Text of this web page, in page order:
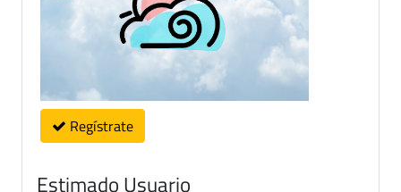
Regístrate
Estimado Usuario